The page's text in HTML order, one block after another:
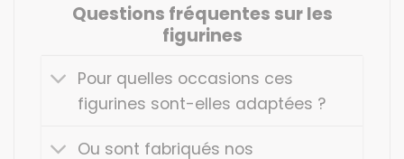
Questions fréquentes sur les
figurines
Pour quelles occasions ces
figurines sont-elles adaptées ?
Ou sont fabriqués nos